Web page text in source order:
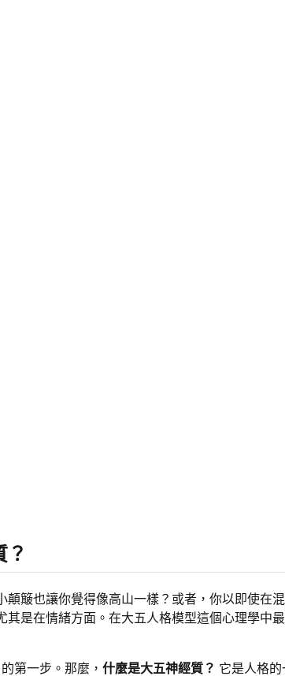
？
簸也讓你覺得像高山一樣？或者，你以即使在
是在情緒方面。在大五人格模型這個心理學中
的第一步。那麼， 什麼是大五神經質？ 它是人格